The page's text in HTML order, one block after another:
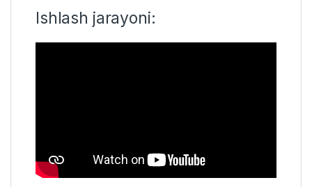
Ishlash jarayoni: